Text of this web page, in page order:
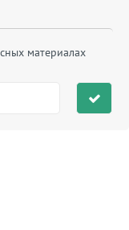
материалах